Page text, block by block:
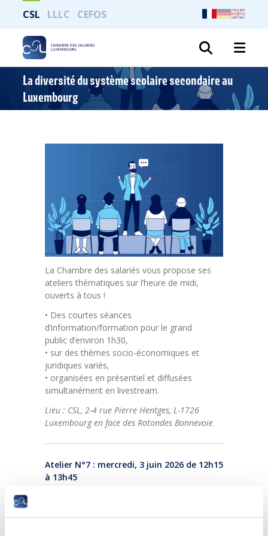
CSL LLLC CEFOS
La diversité du système scolaire secondaire au
Luxembourg
La Chambre des salariés vous propose ses
ateliers thématiques sur l’heure de midi,
ouverts à tous !
• Des courtes séances
d’information/formation pour le grand
public d’environ 1h30,
• sur des thèmes socio-économiques et
juridiques variés,
• organisées en présentiel et diffusées
simultanément en livestream.
Lieu : CSL, 2-4 rue Pierre Hentges, L-1726
Luxembourg en face des Rotondes Bonnevoie
Atelier N°7 : mercredi, 3 juin 2026 de 12h15
à 13h45
scolaire secondaire au